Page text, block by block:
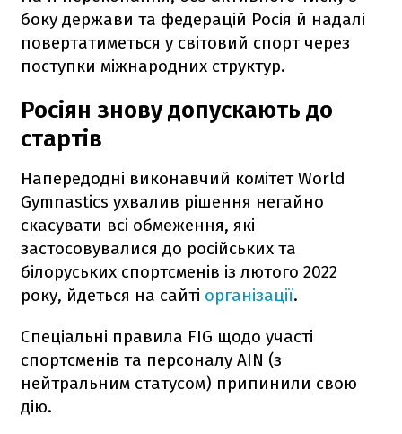
боку держави та федерацій Росія й надалі
повертатиметься у світовий спорт через
поступки міжнародних структур.
Росіян знову допускають до
стартів
Напередодні виконавчий комітет World
Gymnastics ухвалив рішення негайно
скасувати всі обмеження, які
застосовувалися до російських та
білоруських спортсменів із лютого 2022
року, йдеться на сайті організації.
Cпеціальні правила FIG щодо участі
спортсменів та персоналу AIN (з
нейтральним статусом) припинили свою
дію.